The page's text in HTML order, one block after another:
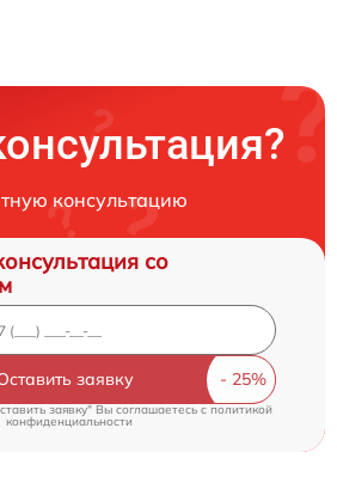
консультацию
со
заявку
заявку" Вы соглашаетесь c политикой
конфиденциальности